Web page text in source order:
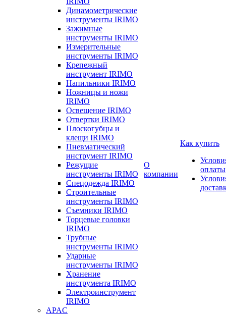
Динамометрические
инструменты IRIMO
Зажимные
инструменты IRIMO
Измерительные
инструменты IRIMO
Крепежный
инструмент IRIMO
Напильники IRIMO
Ножницы и ножи
IRIMO
Освещение IRIMO
Отвертки IRIMO
Плоскогубцы и
клещи IRIMO
Пневматический
инструмент IRIMO
Режущие
инструменты IRIMO
Спецодежда IRIMO
Строительные
инструменты IRIMO
Съемники IRIMO
Торцевые головки
IRIMO
Трубные
инструменты IRIMO
Ударные
инструменты IRIMO
Хранение
инструмента IRIMO
Электроинструмент
IRIMO
APAC
О
компании
Как купить
оплаты